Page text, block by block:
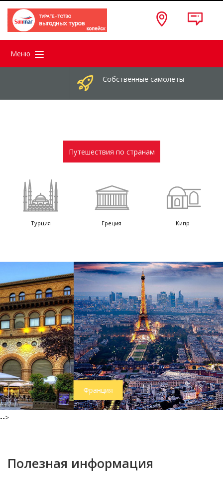
Меню
Собственные самолеты
Путешествия по странам
Турция Греция Кипр
Франция
-->
Полезная информация